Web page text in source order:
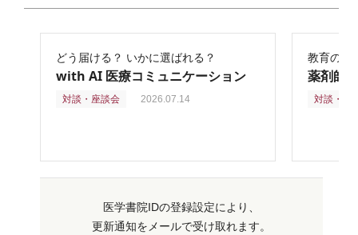
どう届ける？ いかに選ばれる？
with AI 医療コミュニケーション
対談・座談会 2026.07.14
教育の再
薬剤師
対談・座
医学書院IDの登録設定により、
更新通知をメールで受け取れます。